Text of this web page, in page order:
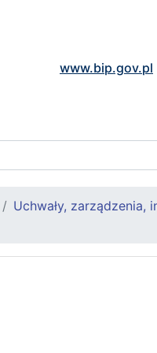
www.bip.gov.pl
Uchwały, zarządzenia,